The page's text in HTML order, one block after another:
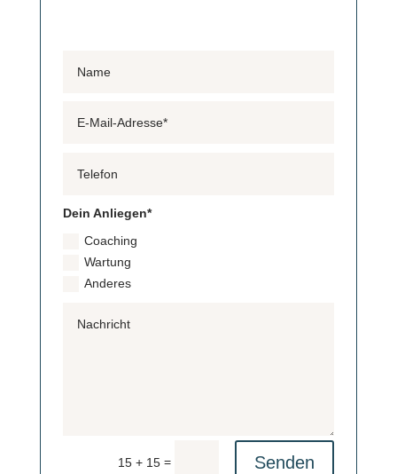
Dein Anliegen*
Coaching
Wartung
Anderes
15 + 15 = Senden